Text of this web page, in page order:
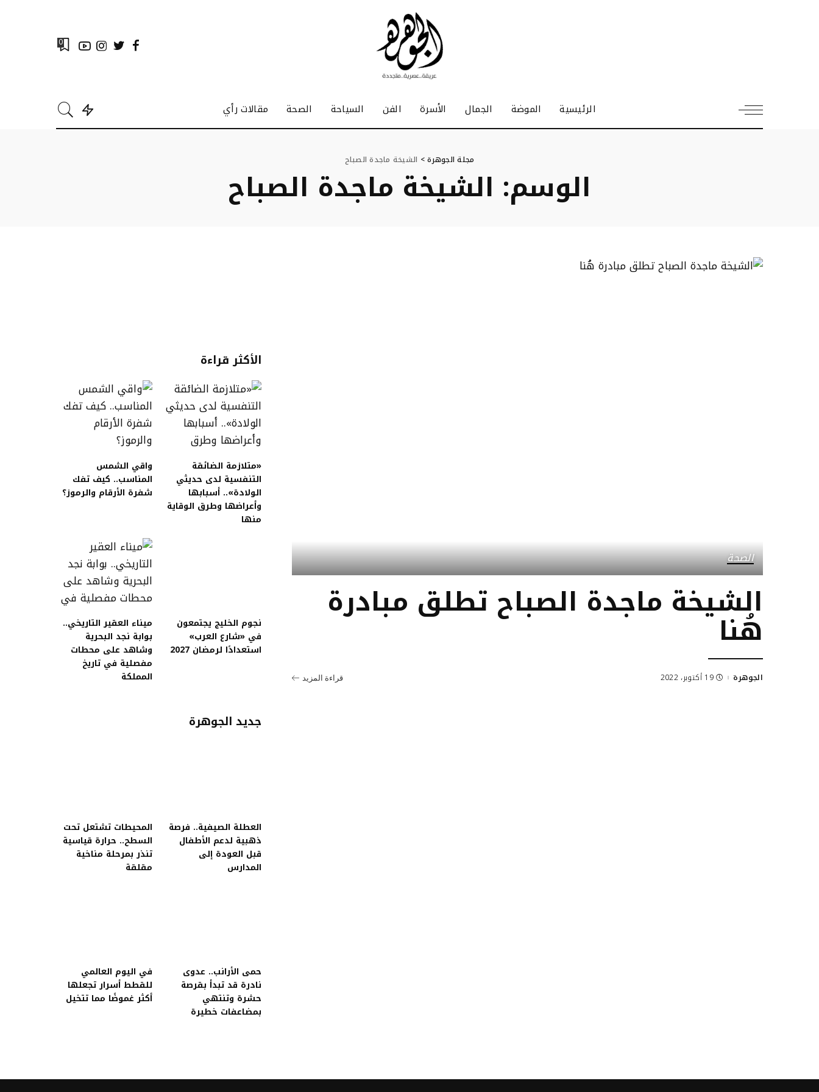
0
الرئيسية الموضة الجمال الأسرة الفن السياحة الصحة مقالات رأي
مجلة الجوهرة> الشيخة ماجدة الصباح
الوسم: الشيخة ماجدة الصباح
الصحة
الشيخة ماجدة الصباح تطلق مبادرة
هُنا
Posted
الجوهرة 19 أكتوبر، 2022 قراءة المزيد
الأكثر قراءة
«متلازمة الضائقة
التنفسية لدى حديثي
الولادة».. أسبابها
وأعراضها وطرق الوقاية
منها
واقي الشمس
المناسب.. كيف تفك
شفرة الأرقام والرموز؟
نجوم الخليج يجتمعون
في «شارع العرب»
استعدادًا لرمضان 2027
ميناء العقير التاريخي..
بوابة نجد البحرية
وشاهد على محطات
مفصلية في تاريخ
المملكة
جديد الجوهرة
العطلة الصيفية.. فرصة
ذهبية لدعم الأطفال
قبل العودة إلى
المدارس
المحيطات تشتعل تحت
السطح.. حرارة قياسية
تنذر بمرحلة مناخية
مقلقة
حمى الأرانب.. عدوى
نادرة قد تبدأ بقرصة
حشرة وتنتهي
بمضاعفات خطيرة
في اليوم العالمي
للقطط أسرار تجعلها
أكثر غموضًا مما تتخيل